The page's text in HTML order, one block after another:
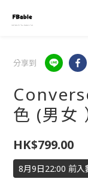
分享到
色 (男女
HK$799.00
8月9日22:00 前入